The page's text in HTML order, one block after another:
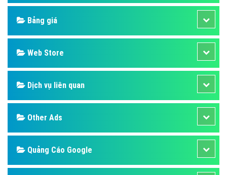
Bảng giá
Web Store
Dịch vụ liên quan
Other Ads
Quảng Cáo Google